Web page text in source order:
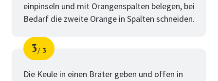
einpinseln und mit Orangenspalten belegen, bei
Bedarf die zweite Orange in Spalten schneiden.
Schritt
3
von
3
Die Keule in einen Bräter geben und offen in